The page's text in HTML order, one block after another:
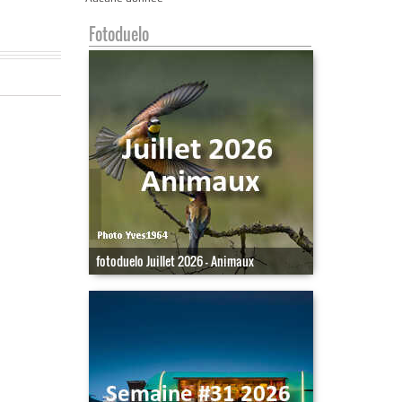
Fotoduelo
fotoduelo Juillet 2026 - Animaux